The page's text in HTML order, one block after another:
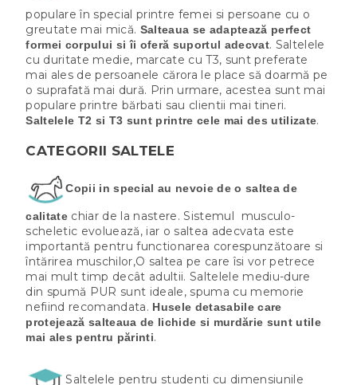
populare în special printre femei si persoane cu o
greutate mai mică. Salteaua se adaptează perfect
formei corpului si îi oferă suportul adecvat. Saltelele
cu duritate medie, marcate cu T3, sunt preferate
mai ales de persoanele cărora le place să doarmă pe
o suprafată mai dură. Prin urmare, acestea sunt mai
populare printre bărbati sau clientii mai tineri.
Saltelele T2 si T3 sunt printre cele mai des utilizate.
CATEGORII SALTELE
Copii in special au nevoie de o saltea de
calitatechiar de la nastere. Sistemul musculo-
scheletic evoluează, iar o saltea adecvata este
importantă pentru functionarea corespunzătoare si
întărirea muschilor,O saltea pe care îsi vor petrece
mai mult timp decât adultii. Saltelele mediu-dure
din spumă PUR sunt ideale, spuma cu memorie
nefiind recomandata. Husele detasabile care
protejează salteaua de lichide si murdărie sunt utile
mai ales pentru părinti.
Saltelele pentru studenti cu dimensiunile